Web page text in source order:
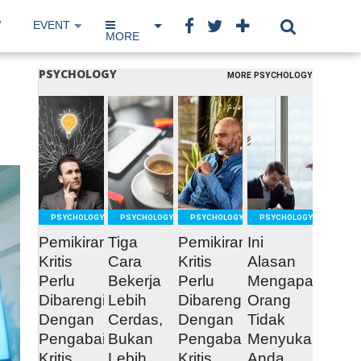
EVENT IP NETWORK
BOOK
MORE
PSYCHOLOGY MORE PSYCHOLOGY
READ
MORE
PSYCHOLOGY
Pemikiran
Kritis
Perlu
Dibarengi
Dengan
Pengabaian
READ
MORE
PSYCHOLOGY
Tiga
Cara
Bekerja
Lebih
Cerdas,
Bukan
READ
MORE
PSYCHOLOGY
Pemikiran
Kritis
Perlu
Dibarengi
Dengan
Pengabaian
MORE
PSYCHOLOGY
Ini
Alasan
Mengapa
Orang
Tidak
Menyukai